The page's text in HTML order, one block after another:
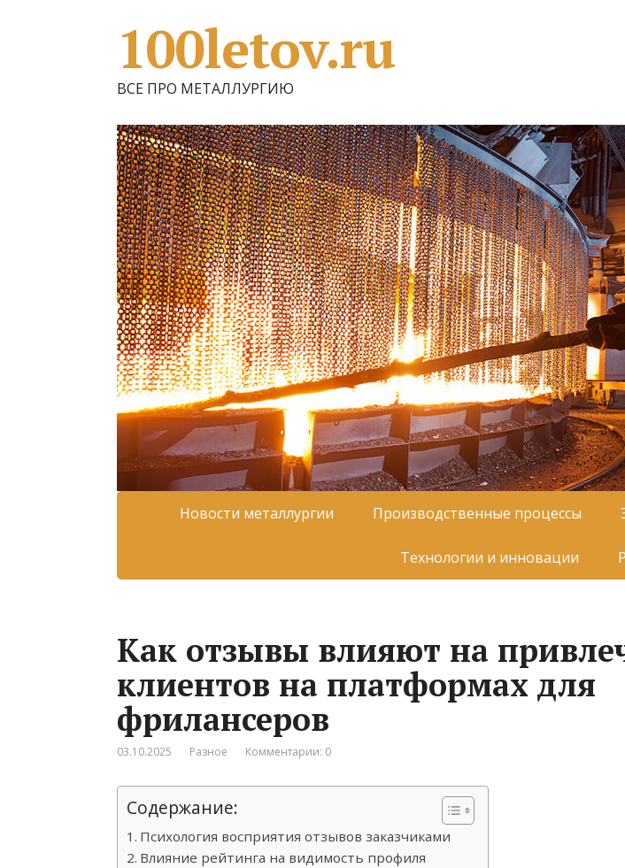
100letov.ru
ВСЕ ПРО МЕТАЛЛУРГИЮ
Новости металлургии Производственные процессы
Технологии и инновации
Как отзывы влияют на
клиентов на платформах для
фрилансеров
03.10.2025 Разное Комментарии: 0
Содержание:
Психология восприятия отзывов заказчиками
Влияние рейтинга на видимость профиля